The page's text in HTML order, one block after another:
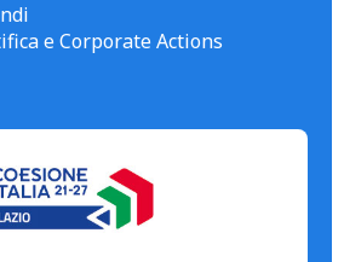
e Corporate Actions